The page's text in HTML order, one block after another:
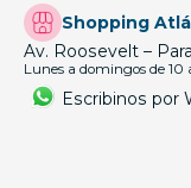
Shopping
Av. Roosevelt –
Lunes a domingos de 10
Escribinos por